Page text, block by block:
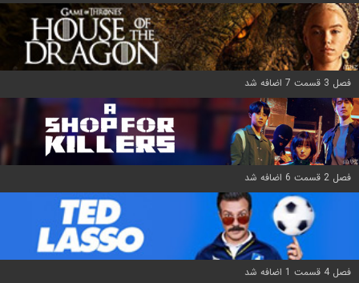
فصل 3 قسمت 7 اضافه شد
فصل 2 قسمت 6 اضافه شد
فصل 4 قسمت 1 اضافه شد